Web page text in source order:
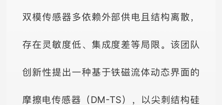
双模传感器多依赖外部供电且结构离散，
存在灵敏度低、集成度差等局限。该团队
创新性提出一种基于铁磁流体动态界面的
摩擦电传感器（DM-TS），以尖刺结构硅